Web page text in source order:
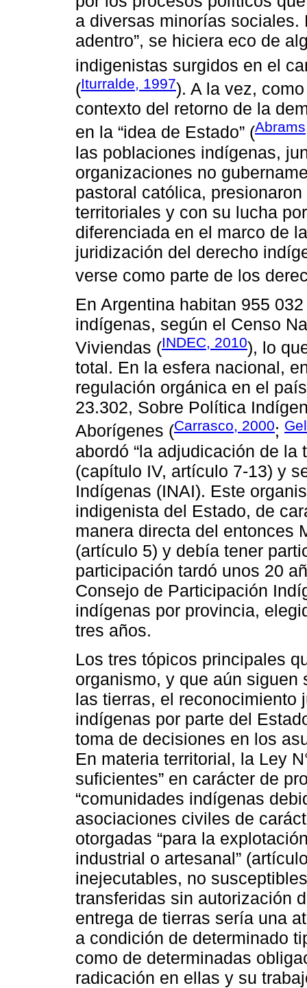
a diversas minorías sociales.
adentro”, se hiciera eco de
indigenistas surgidos en el
(Iturralde, 1997). A la vez,
contexto del retorno de la
en la “idea de Estado” (
las poblaciones indígenas,
organizaciones no
pastoral católica,
territoriales y con su lucha
diferenciada en el marco de
juridización del derecho
verse como parte de los
En Argentina habitan 955
indígenas, según el Censo
Viviendas (INDEC, 2010), lo
total. En la esfera nacional,
regulación orgánica en el
23.302, Sobre Política
Aborígenes (Carrasco, 2000;
abordó “la adjudicación de
(capítulo IV, artículo 7-13) y
Indígenas (INAI). Este
indigenista del Estado, de
manera directa del entonces
(artículo 5) y debía tener
participación tardó unos 20
Consejo de Participación
indígenas por provincia,
tres años.
Los tres tópicos principales
organismo, y que aún
las tierras, el reconocimiento
indígenas por parte del
toma de decisiones en los
En materia territorial, la Ley
suficientes” en carácter de
“comunidades indígenas
asociaciones civiles de
otorgadas “para la
industrial o artesanal”
inejecutables, no
transferidas sin autorización
entrega de tierras sería una
a condición de determinado
como de determinadas
radicación en ellas y su